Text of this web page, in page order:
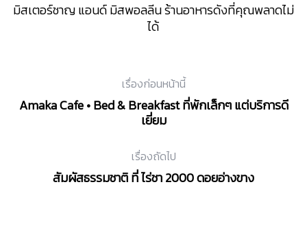
มิสเตอร์ชาญ แอนด์ มิสพอลลีน ร้านอาหารดังที่คุณพลาดไม่
ได้
เรื่องก่อนหน้านี้
Amaka Cafe • Bed & Breakfast ที่พักเล็กๆ แต่บริการดี
เยี่ยม
เรื่องถัดไป
สัมผัสธรรมชาติ ที่ ไร่ชา 2000 ดอยอ่างขาง